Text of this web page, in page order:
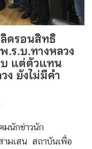
ลิดรอนสิทธิ
.ร.บ.ทางหลวง
แต่ตัวแทน
ง ยังไม่มีคำ
มนักข่าวนัก
ามเสน สถาบันเพื่อ